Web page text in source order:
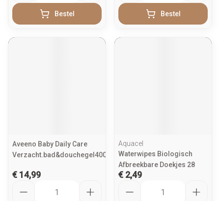
Bestel Bestel
Aveeno Baby Daily Care
Verzacht.bad&douchegel400ml
€ 14,99
Aquacel
Waterwipes Biologisch
Afbreekbare Doekjes 28
€ 2,49